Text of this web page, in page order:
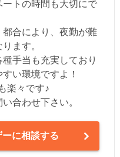
トの時間も大切にで
合により、夜勤が難
ます。
手当も充実しており
い環境ですよ！
楽々です♪
合わせ下さい。
に相談する